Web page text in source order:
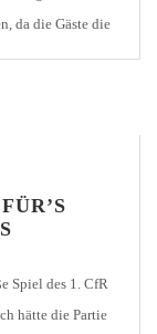
da die Gäste die
einhalten
Spiel des 1. CfR
hätte die Partie